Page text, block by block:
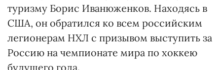
туризму Борис Иванюженков. Находясь в
США, он обратился ко всем российским
легионерам НХЛ с призывом выступить за
Россию на чемпионате мира по хоккею
будущего года.